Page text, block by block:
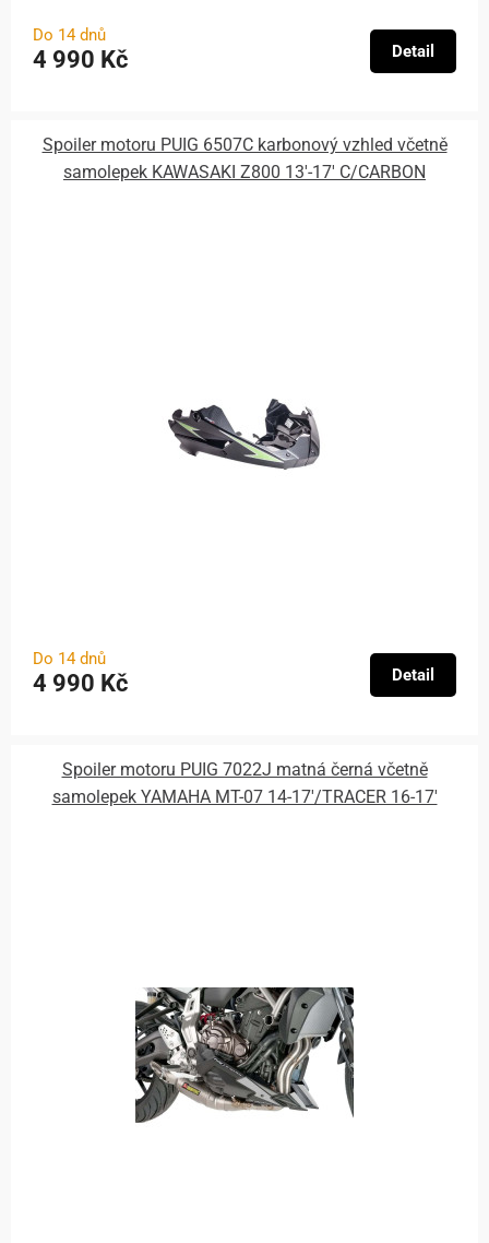
Do 14 dnů
4 990 Kč Detail
Spoiler motoru PUIG 6507C karbonový vzhled včetně
samolepek KAWASAKI Z800 13'-17' C/CARBON
Do 14 dnů
4 990 Kč Detail
Spoiler motoru PUIG 7022J matná černá včetně
samolepek YAMAHA MT-07 14-17'/TRACER 16-17'